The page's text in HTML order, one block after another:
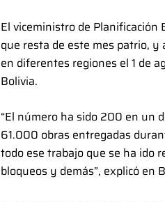
El viceministro de Planificación
que resta de este mes patrio,
en diferentes regiones el 1 de
Bolivia.
“El número ha sido 200 en un
61.000 obras entregadas
todo ese trabajo que se ha ido
bloqueos y demás”, explicó en